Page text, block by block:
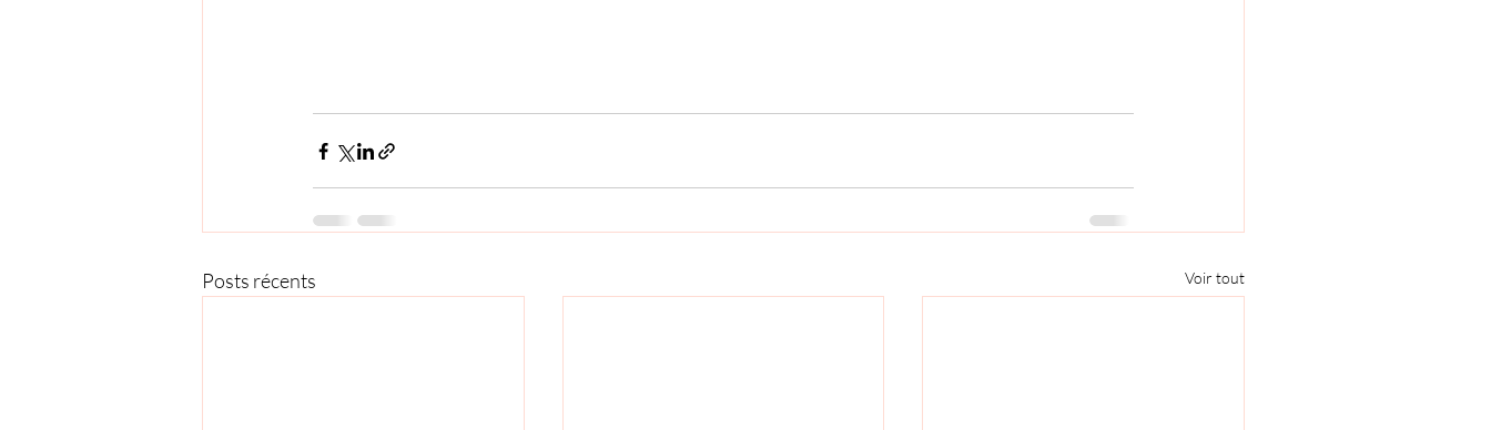
Posts récents Voir tout